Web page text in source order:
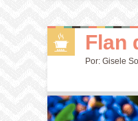
Flan
Por: Gisele